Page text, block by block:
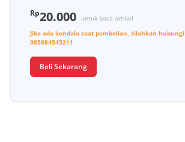
Rp20.000
untuk baca artikel
Jika ada kendala saat pembelian, silahkan hubungi
085884545211
Beli Sekarang